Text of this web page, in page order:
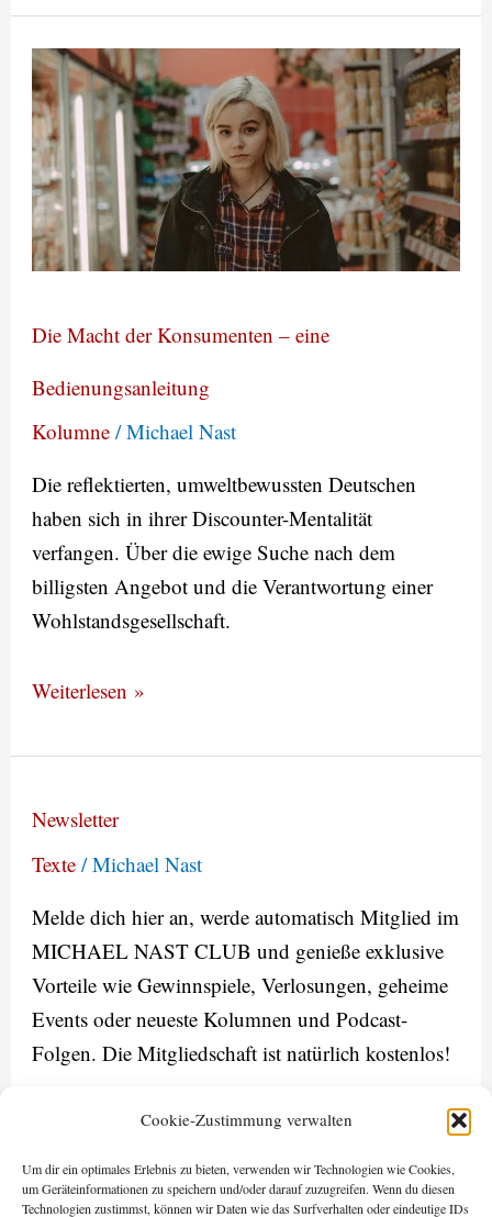
Cookie-Zustimmung verwalten
Um dir ein optimales Erlebnis zu bieten, verwenden wir Technologien wie Cookies,
um Geräteinformationen zu speichern und/oder darauf zuzugreifen. Wenn du diesen
Technologien zustimmst, können wir Daten wie das Surfverhalten oder eindeutige IDs
Die Macht der Konsumenten – eine
Bedienungsanleitung
Kolumne /Michael Nast
Die reflektierten, umweltbewussten Deutschen
haben sich in ihrer Discounter-Mentalität
verfangen. Über die ewige Suche nach dem
billigsten Angebot und die Verantwortung einer
Wohlstandsgesellschaft.
Die
Macht
der
Konsumenten
–
eine
Bedienungsanleitung
Weiterlesen »
Newsletter
Texte /Michael Nast
Melde dich hier an, werde automatisch Mitglied im
MICHAEL NAST CLUB und genieße exklusive
Vorteile wie Gewinnspiele, Verlosungen, geheime
Events oder neueste Kolumnen und Podcast-
Folgen. Die Mitgliedschaft ist natürlich kostenlos!
Weiterlesen »